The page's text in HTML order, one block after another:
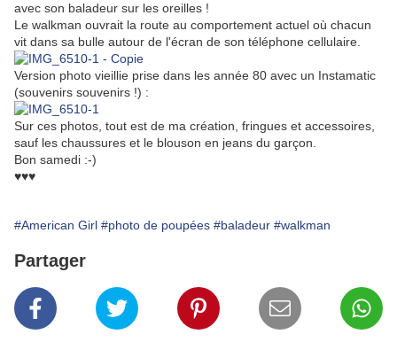
avec son baladeur sur les oreilles !
Le walkman ouvrait la route au comportement actuel où chacun
vit dans sa bulle autour de l'écran de son téléphone cellulaire.
Version photo vieillie prise dans les année 80 avec un Instamatic
(souvenirs souvenirs !) :
Sur ces photos, tout est de ma création, fringues et accessoires,
sauf les chaussures et le blouson en jeans du garçon.
Bon samedi :-)
♥♥♥
#American Girl #photo de poupées #baladeur #walkman
Partager